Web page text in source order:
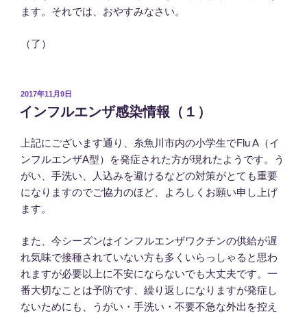
ます。それでは、おやすみなさい。
（了）
投
日:
2017年11月9日
インフルエンザ感染情報（１）
上記にございます通り、糸魚川市内の小学生でFlu A（イ
ンフルエンザA型）を発症された方が現れたようです。う
がい、手洗い、人込みを避けるなどの対策がとても重要
になりますのでご協力のほど、よろしくお願い申し上げ
ます。
また、今シーズンはインフルエンザワクチンの供給が遅
れ気味で接種されていない方も多くいらっしゃると思わ
れますが必要以上に不安にならないでも大丈夫です。一
番大切なことは予防です、繰り返しになりますが発症し
ないためにも、うがい・手洗い・不要不急な外出を控え